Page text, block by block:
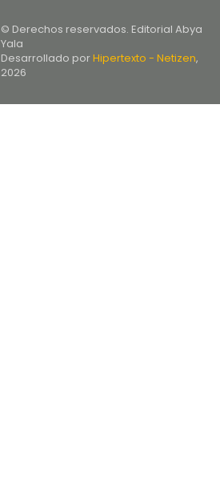
© Derechos reservados. Editorial Abya
Yala
Desarrollado porHipertexto - Netizen,
2026